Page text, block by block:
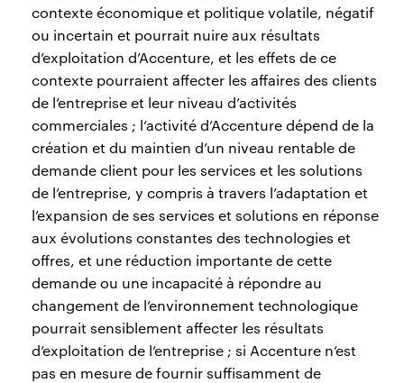
contexte économique et politique volatile, négatif
ou incertain et pourrait nuire aux résultats
d’exploitation d’Accenture, et les effets de ce
contexte pourraient affecter les affaires des clients
de l’entreprise et leur niveau d’activités
commerciales ; l’activité d’Accenture dépend de la
création et du maintien d’un niveau rentable de
demande client pour les services et les solutions
de l’entreprise, y compris à travers l’adaptation et
l’expansion de ses services et solutions en réponse
aux évolutions constantes des technologies et
offres, et une réduction importante de cette
demande ou une incapacité à répondre au
changement de l’environnement technologique
pourrait sensiblement affecter les résultats
d’exploitation de l’entreprise ; si Accenture n’est
pas en mesure de fournir suffisamment de